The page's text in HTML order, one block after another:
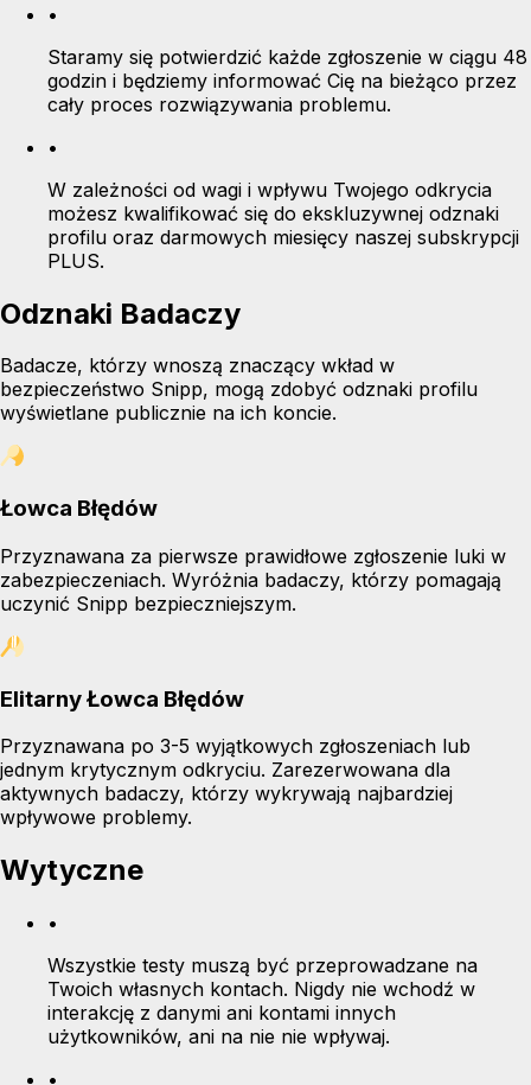
•
Staramy się potwierdzić każde zgłoszenie w ciągu 48
godzin i będziemy informować Cię na bieżąco przez
cały proces rozwiązywania problemu.
•
W zależności od wagi i wpływu Twojego odkrycia
możesz kwalifikować się do ekskluzywnej odznaki
profilu oraz darmowych miesięcy naszej subskrypcji
PLUS.
Odznaki Badaczy
Badacze, którzy wnoszą znaczący wkład w
bezpieczeństwo Snipp, mogą zdobyć odznaki profilu
wyświetlane publicznie na ich koncie.
Łowca Błędów
Przyznawana za pierwsze prawidłowe zgłoszenie luki w
zabezpieczeniach. Wyróżnia badaczy, którzy pomagają
uczynić Snipp bezpieczniejszym.
Elitarny Łowca Błędów
Przyznawana po 3-5 wyjątkowych zgłoszeniach lub
jednym krytycznym odkryciu. Zarezerwowana dla
aktywnych badaczy, którzy wykrywają najbardziej
wpływowe problemy.
Wytyczne
•
Wszystkie testy muszą być przeprowadzane na
Twoich własnych kontach. Nigdy nie wchodź w
interakcję z danymi ani kontami innych
użytkowników, ani na nie nie wpływaj.
•